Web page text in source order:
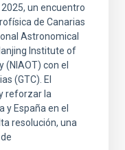
un encuentro
de Canarias
Astronomical
Institute of
con el
(GTC). El
reforzar la
y España en el
resolución, una